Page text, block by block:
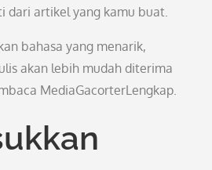
dari artikel yang kamu buat.
bahasa yang menarik,
akan lebih mudah diterima
MediaGacorterLengkap.